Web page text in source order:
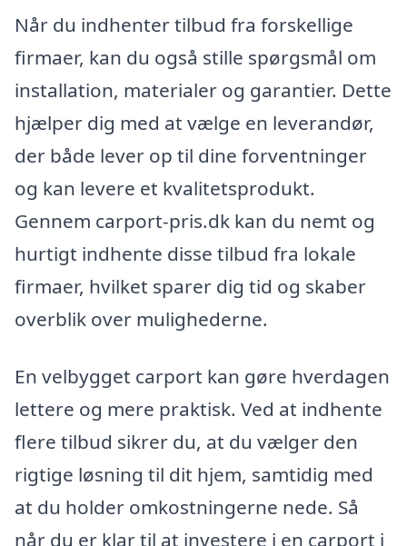
Når du indhenter tilbud fra forskellige
firmaer, kan du også stille spørgsmål om
installation, materialer og garantier. Dette
hjælper dig med at vælge en leverandør,
der både lever op til dine forventninger
og kan levere et kvalitetsprodukt.
Gennem carport-pris.dk kan du nemt og
hurtigt indhente disse tilbud fra lokale
firmaer, hvilket sparer dig tid og skaber
overblik over mulighederne.
En velbygget carport kan gøre hverdagen
lettere og mere praktisk. Ved at indhente
flere tilbud sikrer du, at du vælger den
rigtige løsning til dit hjem, samtidig med
at du holder omkostningerne nede. Så
når du er klar til at investere i en carport i